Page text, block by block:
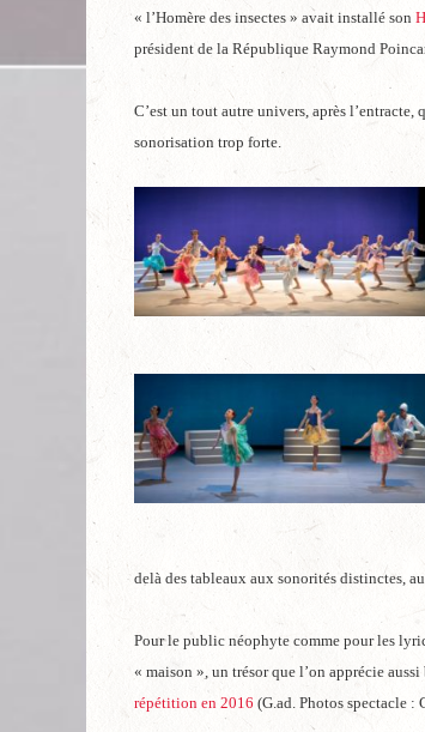
« l’Homère des insectes » avait installé son
président de la République Raymond
C’est un tout autre univers, après l’entracte,
sonorisation trop forte.
delà des tableaux aux sonorités distinctes,
Pour le public néophyte comme pour les
« maison », un trésor que l’on apprécie
répétition en 2016 (G.ad. Photos spectacle